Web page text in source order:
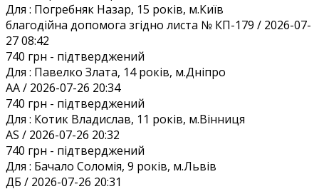
Для : Погребняк Назар, 15 років, м.Київ
благодійна допомога згідно листа № КП-179 / 2026-07-
27 08:42
740 грн - підтверджений
Для : Павелко Злата, 14 років, м.Дніпро
AA / 2026-07-26 20:34
740 грн - підтверджений
Для : Котик Владислав, 11 років, м.Вінниця
AS / 2026-07-26 20:32
740 грн - підтверджений
Для : Бачало Соломія, 9 років, м.Львів
ДБ / 2026-07-26 20:31